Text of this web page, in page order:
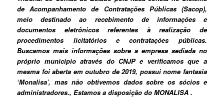
de Acompanhamento de Contratações Públicas (Sacop),
meio destinado ao recebimento de informações e
documentos eletrônicos referentes à realização de
procedimentos licitatórios e contratações públicas.
Buscamos mais informações sobre a empresa sediada no
próprio município através do CNJP e verificamos que a
mesma foi aberta em outubro de 2019, possui nome fantasia
‘Monalisa’, mas não obtivemos dados sobre os sócios e
administradores., Estamos a disposição do MONALISA .